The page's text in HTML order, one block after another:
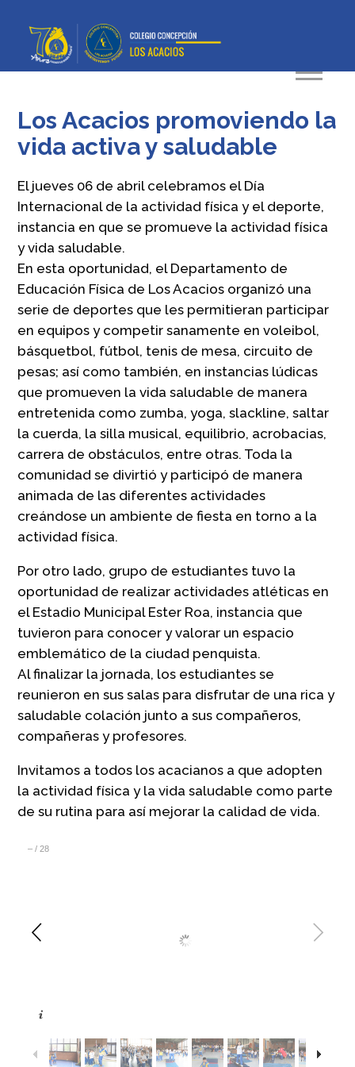
Los Acacios promoviendo la
vida activa y saludable
El jueves 06 de abril celebramos el Día
Internacional de la actividad física y el deporte,
instancia en que se promueve la actividad física
y vida saludable.
En esta oportunidad, el Departamento de
Educación Física de Los Acacios organizó una
serie de deportes que les permitieran participar
en equipos y competir sanamente en voleibol,
básquetbol, fútbol, tenis de mesa, circuito de
pesas; así como también, en instancias lúdicas
que promueven la vida saludable de manera
entretenida como zumba, yoga, slackline, saltar
la cuerda, la silla musical, equilibrio, acrobacias,
carrera de obstáculos, entre otras. Toda la
comunidad se divirtió y participó de manera
animada de las diferentes actividades
creándose un ambiente de fiesta en torno a la
actividad física.
Por otro lado, grupo de estudiantes tuvo la
oportunidad de realizar actividades atléticas en
el Estadio Municipal Ester Roa, instancia que
tuvieron para conocer y valorar un espacio
emblemático de la ciudad penquista.
Al finalizar la jornada, los estudiantes se
reunieron en sus salas para disfrutar de una rica y
saludable colación junto a sus compañeros,
compañeras y profesores.
Invitamos a todos los acacianos a que adopten
la actividad física y la vida saludable como parte
de su rutina para así mejorar la calidad de vida.
– /28